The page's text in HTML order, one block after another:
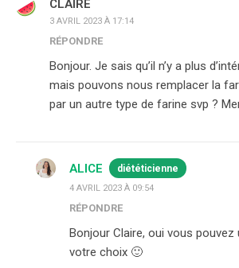
CLAIRE
3 AVRIL 2023 À 17:14
RÉPONDRE
Bonjour. Je sais qu’il n’y a plus
mais pouvons nous remplacer la
par un autre type de farine svp ?
ALICE diététicienne
4 AVRIL 2023 À 09:54
RÉPONDRE
Bonjour Claire, oui vous pouvez
votre choix 🙂